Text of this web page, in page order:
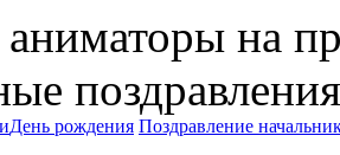
День рождения Поздравление